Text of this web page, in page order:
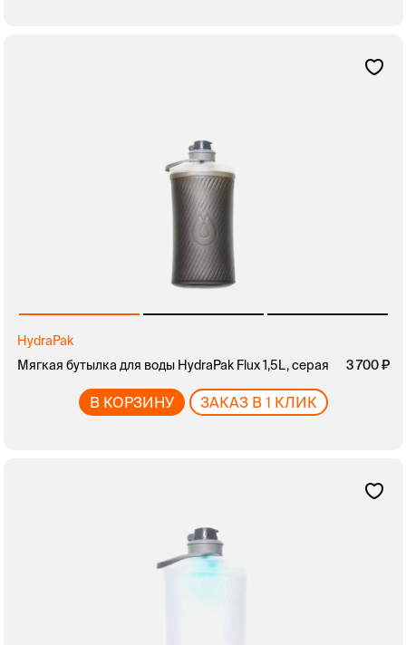
HydraPak
Мягкая бутылка для воды HydraPak Flux 1,5L, серая
3 700
В КОРЗИНУ ЗАКАЗ В 1 КЛИК